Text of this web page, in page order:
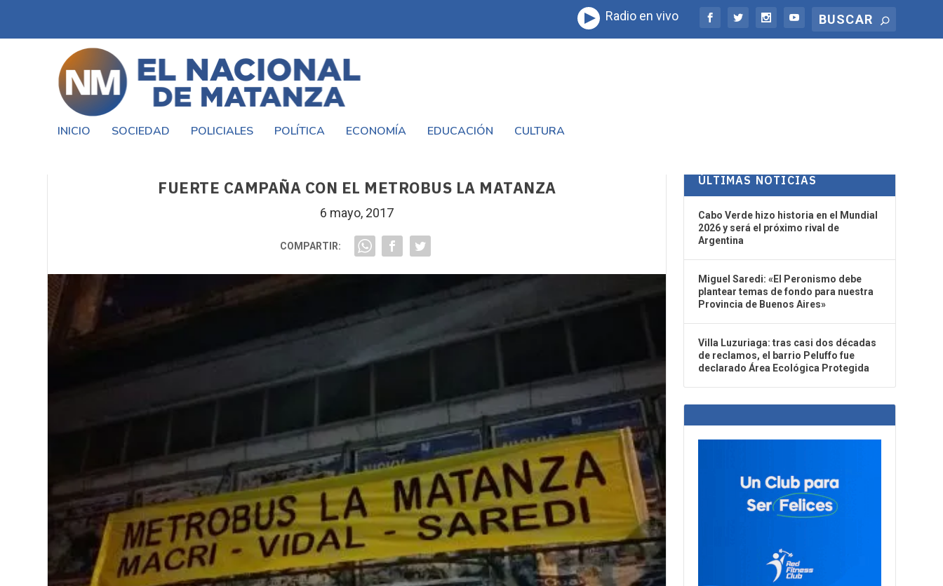
Radio en vivo
INICIO SOCIEDAD POLICIALES POLÍTICA ECONOMÍA EDUCACIÓN CULTURA
FUERTE CAMPAÑA CON EL METROBUS LA MATANZA
6 mayo, 2017
COMPARTIR:
ÚLTIMAS NOTICIAS
Cabo Verde hizo historia en el Mundial
2026 y será el próximo rival de
Argentina
Miguel Saredi: «El Peronismo debe
plantear temas de fondo para nuestra
Provincia de Buenos Aires»
Villa Luzuriaga: tras casi dos décadas
de reclamos, el barrio Peluffo fue
declarado Área Ecológica Protegida